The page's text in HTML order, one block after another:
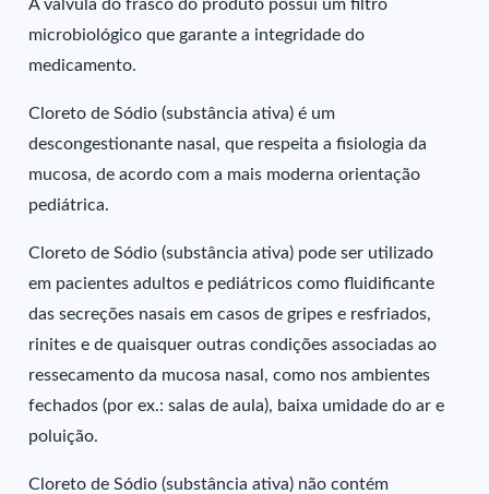
A válvula do frasco do produto possui um filtro
microbiológico que garante a integridade do
medicamento.
Cloreto de Sódio (substância ativa) é um
descongestionante nasal, que respeita a fisiologia da
mucosa, de acordo com a mais moderna orientação
pediátrica.
Cloreto de Sódio (substância ativa) pode ser utilizado
em pacientes adultos e pediátricos como fluidificante
das secreções nasais em casos de gripes e resfriados,
rinites e de quaisquer outras condições associadas ao
ressecamento da mucosa nasal, como nos ambientes
fechados (por ex.: salas de aula), baixa umidade do ar e
poluição.
Cloreto de Sódio (substância ativa) não contém